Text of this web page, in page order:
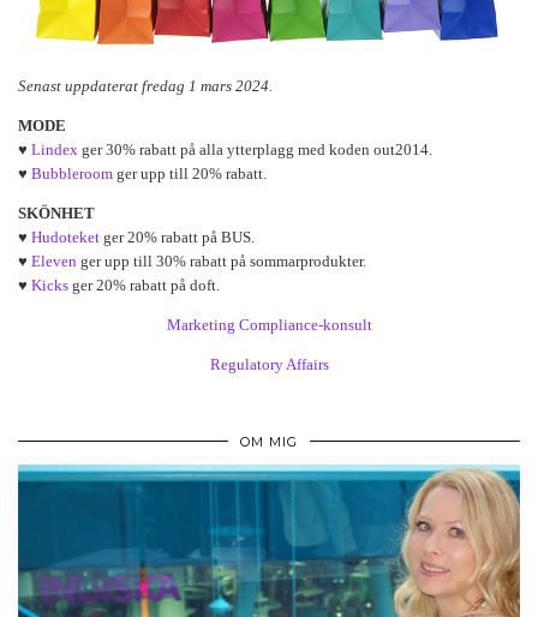
Senast uppdaterat fredag 1 mars 2024.
MODE
♥ Lindex ger 30% rabatt på alla ytterplagg med koden out2014.
♥ Bubbleroom ger upp till 20% rabatt.
SKÖNHET
♥ Hudoteket ger 20% rabatt på BUS.
♥ Eleven ger upp till 30% rabatt på sommarprodukter.
♥ Kicks ger 20% rabatt på doft.
Marketing Compliance-konsult
Regulatory Affairs
OM MIG